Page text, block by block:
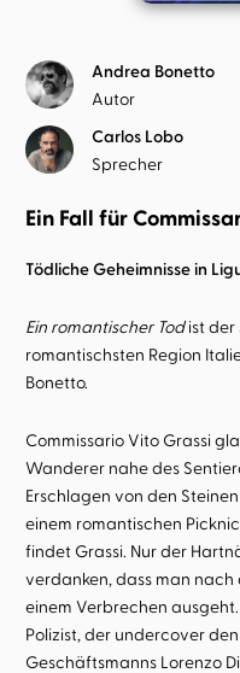
Andrea Bonetto
Autor
Carlos Lobo
Sprecher
Ein Fall für
Tödliche Geheimnisse in
Ein romantischer Todist der
romantischsten Region
Bonetto.
Commissario Vito Grassi
Wanderer nahe des
Erschlagen von den
einem romantischen
findet Grassi. Nur der
verdanken, dass man
einem Verbrechen
Polizist, der undercover
Geschäftsmanns Lorenzo